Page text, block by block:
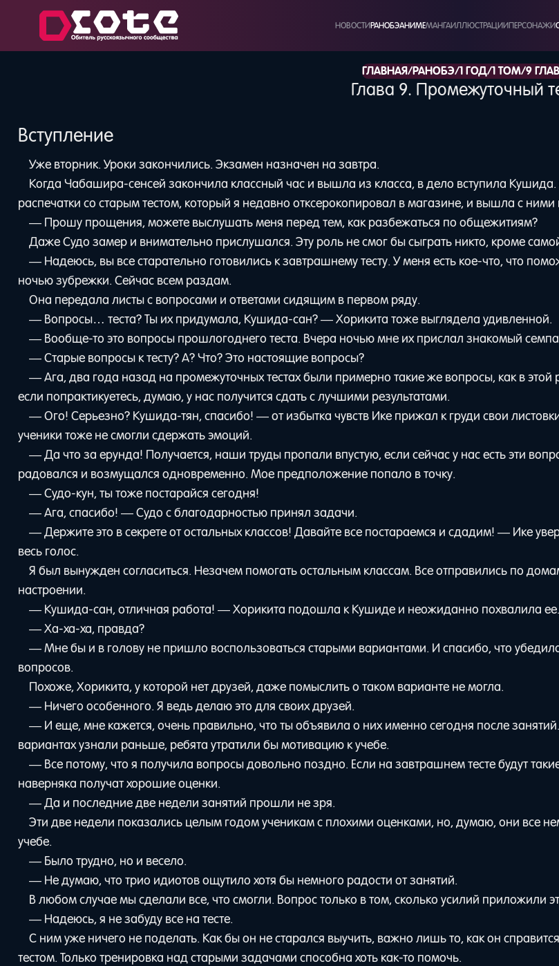
НОВОСТИРАНОБЭАНИМЕМАНГАИЛЛЮСТРАЦИИПЕРСОНАЖИ
ГЛАВНАЯ/РАНОБЭ/1 ГОД/1 ТОМ/9
Глава 9. Промежуточный
Вступление
Уже вторник. Уроки закончились. Экзамен назначен на завтра.
Когда Чабашира-сенсей закончила классный час и вышла из класса, в дело вступила
распечатки со старым тестом, который я недавно отксерокопировал в магазине, и вышла с ними
— Прошу прощения, можете выслушать меня перед тем, как разбежаться по общежитиям?
Даже Судо замер и внимательно прислушался. Эту роль не смог бы сыграть никто, кроме
— Надеюсь, вы все старательно готовились к завтрашнему тесту. У меня есть кое-что, что
ночью зубрежки. Сейчас всем раздам.
Она передала листы с вопросами и ответами сидящим в первом ряду.
— Вопросы… теста? Ты их придумала, Кушида-сан? — Хорикита тоже выглядела удивленной.
— Вообще-то это вопросы прошлогоднего теста. Вчера ночью мне их прислал знакомый
— Старые вопросы к тесту? А? Что? Это настоящие вопросы?
— Ага, два года назад на промежуточных тестах были примерно такие же вопросы, как в этой
если попрактикуетесь, думаю, у нас получится сдать с лучшими результатами.
— Ого! Серьезно? Кушида-тян, спасибо! — от избытка чувств Ике прижал к груди свои
ученики тоже не смогли сдержать эмоций.
— Да что за ерунда! Получается, наши труды пропали впустую, если сейчас у нас есть эти
радовался и возмущался одновременно. Мое предположение попало в точку.
— Судо-кун, ты тоже постарайся сегодня!
— Ага, спасибо! — Судо с благодарностью принял задачи.
— Держите это в секрете от остальных классов! Давайте все постараемся и сдадим! — Ике
весь голос.
Я был вынужден согласиться. Незачем помогать остальным классам. Все отправились по
настроении.
— Кушида-сан, отличная работа! — Хорикита подошла к Кушиде и неожиданно похвалила ее.
— Ха-ха-ха, правда?
— Мне бы и в голову не пришло воспользоваться старыми вариантами. И спасибо, что
вопросов.
Похоже, Хорикита, у которой нет друзей, даже помыслить о таком варианте не могла.
— Ничего особенного. Я ведь делаю это для своих друзей.
— И еще, мне кажется, очень правильно, что ты объявила о них именно сегодня после
вариантах узнали раньше, ребята утратили бы мотивацию к учебе.
— Все потому, что я получила вопросы довольно поздно. Если на завтрашнем тесте будут
наверняка получат хорошие оценки.
— Да и последние две недели занятий прошли не зря.
Эти две недели показались целым годом ученикам с плохими оценками, но, думаю, они все
учебе.
— Было трудно, но и весело.
— Не думаю, что трио идиотов ощутило хотя бы немного радости от занятий.
В любом случае мы сделали все, что смогли. Вопрос только в том, сколько усилий приложили
— Надеюсь, я не забуду все на тесте.
С ним уже ничего не поделать. Как бы он не старался выучить, важно лишь то, как он
тестом. Только тренировка над старыми задачами способна хоть как-то помочь.